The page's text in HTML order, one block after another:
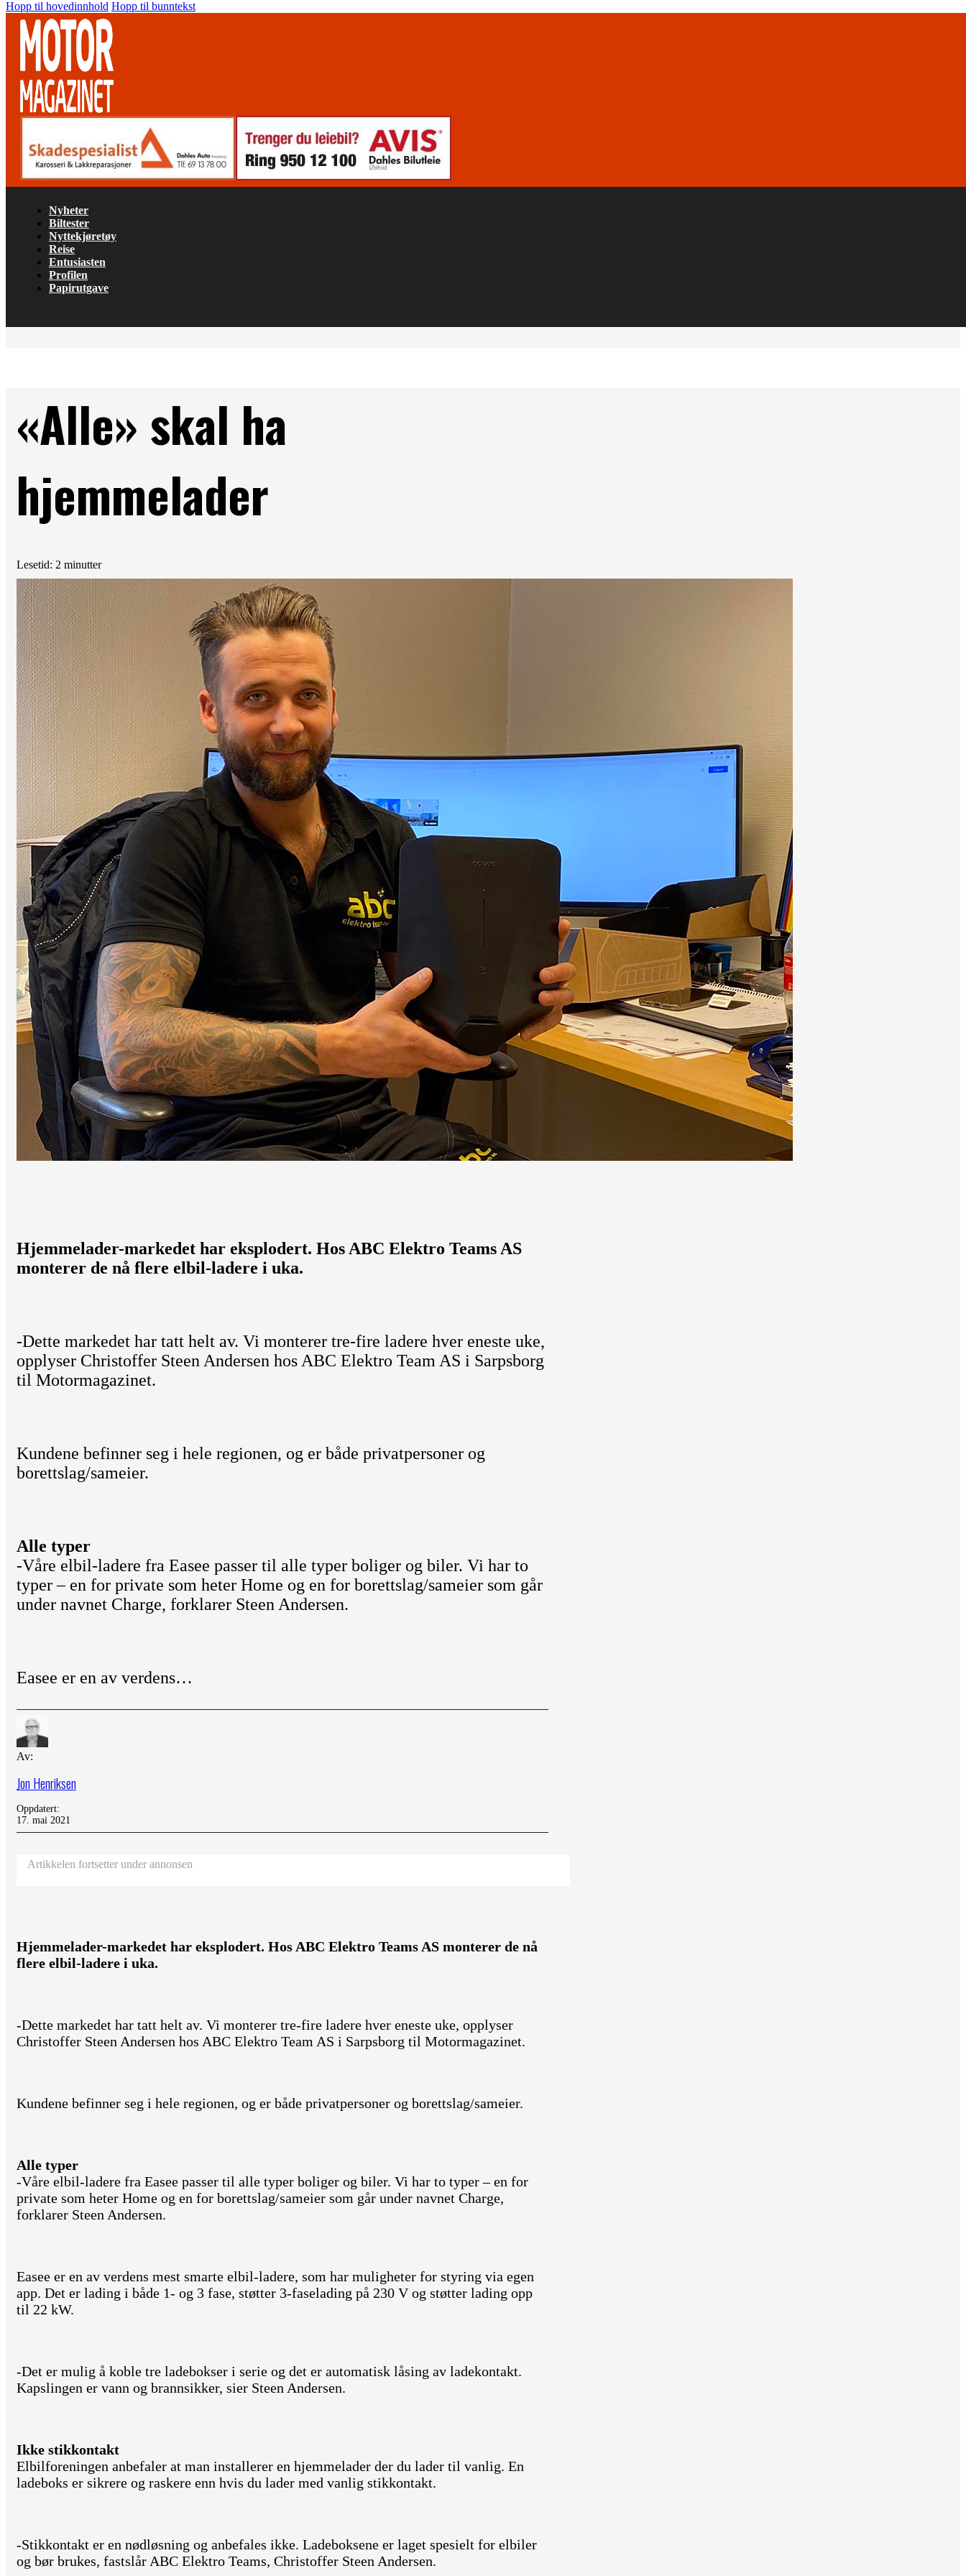
Hopp til hovedinnhold Hopp til bunntekst
Nyheter
Biltester
Nyttekjøretøy
Reise
Entusiasten
Profilen
Papirutgave
«Alle» skal ha
hjemmelader
Lesetid: 2 minutter
Hjemmelader-markedet har eksplodert. Hos ABC Elektro Teams AS
monterer de nå flere elbil-ladere i uka.
-Dette markedet har tatt helt av. Vi monterer tre-fire ladere hver eneste uke,
opplyser Christoffer Steen Andersen hos ABC Elektro Team AS i Sarpsborg
til Motormagazinet.
Kundene befinner seg i hele regionen, og er både privatpersoner og
borettslag/sameier.
Alle typer
-Våre elbil-ladere fra Easee passer til alle typer boliger og biler. Vi har to
typer – en for private som heter Home og en for borettslag/sameier som går
under navnet Charge, forklarer Steen Andersen.
Easee er en av verdens…
Av:
Jon Henriksen
Oppdatert:
17. mai 2021
Artikkelen fortsetter under annonsen
Hjemmelader-markedet har eksplodert. Hos ABC Elektro Teams AS monterer de nå
flere elbil-ladere i uka.
-Dette markedet har tatt helt av. Vi monterer tre-fire ladere hver eneste uke, opplyser
Christoffer Steen Andersen hos ABC Elektro Team AS i Sarpsborg til Motormagazinet.
Kundene befinner seg i hele regionen, og er både privatpersoner og borettslag/sameier.
Alle typer
-Våre elbil-ladere fra Easee passer til alle typer boliger og biler. Vi har to typer – en for
private som heter Home og en for borettslag/sameier som går under navnet Charge,
forklarer Steen Andersen.
Easee er en av verdens mest smarte elbil-ladere, som har muligheter for styring via egen
app. Det er lading i både 1- og 3 fase, støtter 3-faselading på 230 V og støtter lading opp
til 22 kW.
-Det er mulig å koble tre ladebokser i serie og det er automatisk låsing av ladekontakt.
Kapslingen er vann og brannsikker, sier Steen Andersen.
Ikke stikkontakt
Elbilforeningen anbefaler at man installerer en hjemmelader der du lader til vanlig. En
ladeboks er sikrere og raskere enn hvis du lader med vanlig stikkontakt.
-Stikkontakt er en nødløsning og anbefales ikke. Ladeboksene er laget spesielt for elbiler
og bør brukes, fastslår ABC Elektro Teams, Christoffer Steen Andersen.